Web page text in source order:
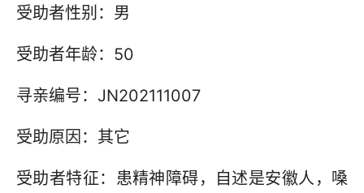
受助者性别：男
受助者年龄：50
寻亲编号：JN202111007
受助原因：其它
受助者特征：患精神障碍，自述是安徽人，嗓